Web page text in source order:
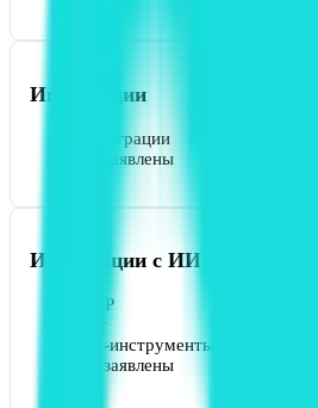
Интеграции
Интеграции
Не заявлены
Интеграции с ИИ
MCP
ИИ-инструменты
Не заявлены